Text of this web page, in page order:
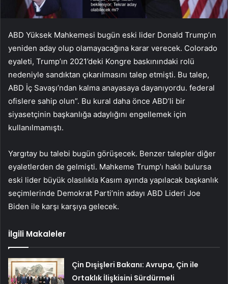
ABD Yüksek Mahkemesi bugün eski lider Donald Trump’ın
yeniden aday olup olamayacağına karar verecek. Colorado
eyaleti, Trump’ın 2021’deki Kongre baskınındaki rolü
nedeniyle sandıktan çıkarılmasını talep etmişti. Bu talep,
ABD İç Savaşı’ndan kalma anayasaya dayanıyordu. federal
ofislere sahip olun”. Bu kural daha önce ABD’li bir
siyasetçinin başkanlığa adaylığını engellemek için
kullanılmamıştı.
Yargıtay bu talebi bugün görüşecek. Benzer talepler diğer
eyaletlerden de gelmişti. Mahkeme Trump’ı haklı bulursa
eski lider büyük olasılıkla Kasım ayında yapılacak başkanlık
seçimlerinde Demokrat Parti’nin adayı ABD Lideri Joe
Biden ile karşı karşıya gelecek.
İlgili Makaleler
Çin Dışişleri Bakanı: Avrupa, Çin ile
Ortaklık İlişkisini Sürdürmeli